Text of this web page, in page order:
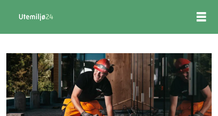
Tag:
årets
lærebedrift